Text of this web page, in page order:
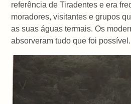
referência de Tiradentes e era
moradores, visitantes e grupos
as suas águas termais. Os
absorveram tudo que foi possível.